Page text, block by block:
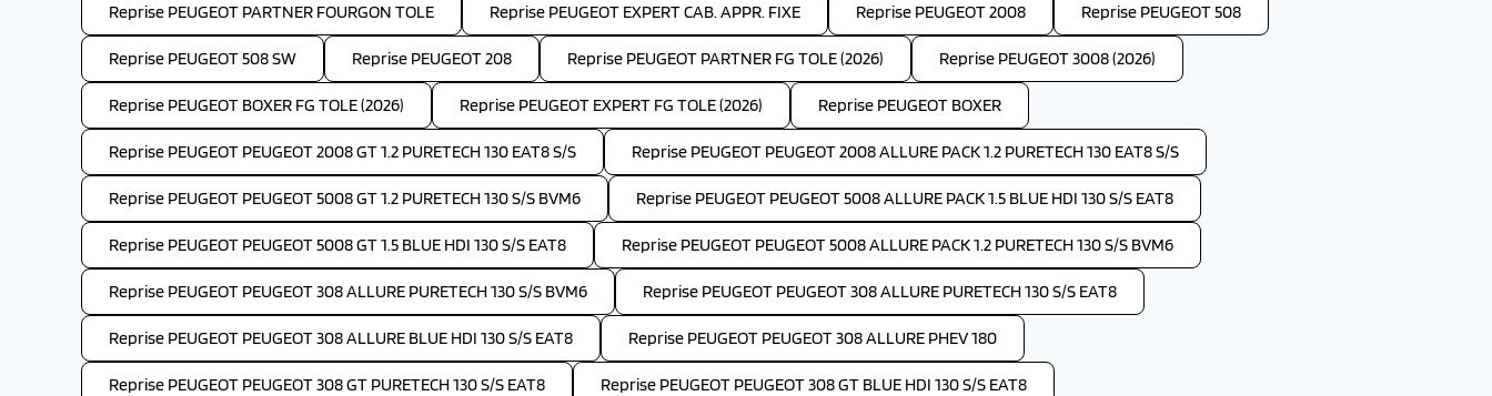
Reprise PEUGEOT PARTNER FOURGON TOLE Reprise PEUGEOT EXPERT CAB. APPR. FIXE Reprise PEUGEOT 2008 Reprise PEUGEOT 508
Reprise PEUGEOT 508 SW Reprise PEUGEOT 208 Reprise PEUGEOT PARTNER FG TOLE (2026) Reprise PEUGEOT 3008 (2026)
Reprise PEUGEOT BOXER FG TOLE (2026) Reprise PEUGEOT EXPERT FG TOLE (2026) Reprise PEUGEOT BOXER
Reprise PEUGEOT PEUGEOT 2008 GT 1.2 PURETECH 130 EAT8 S/S Reprise PEUGEOT PEUGEOT 2008 ALLURE PACK 1.2 PURETECH 130 EAT8 S/S
Reprise PEUGEOT PEUGEOT 5008 GT 1.2 PURETECH 130 S/S BVM6 Reprise PEUGEOT PEUGEOT 5008 ALLURE PACK 1.5 BLUE HDI 130 S/S EAT8
Reprise PEUGEOT PEUGEOT 5008 GT 1.5 BLUE HDI 130 S/S EAT8 Reprise PEUGEOT PEUGEOT 5008 ALLURE PACK 1.2 PURETECH 130 S/S BVM6
Reprise PEUGEOT PEUGEOT 308 ALLURE PURETECH 130 S/S BVM6 Reprise PEUGEOT PEUGEOT 308 ALLURE PURETECH 130 S/S EAT8
Reprise PEUGEOT PEUGEOT 308 ALLURE BLUE HDI 130 S/S EAT8 Reprise PEUGEOT PEUGEOT 308 ALLURE PHEV 180
Reprise PEUGEOT PEUGEOT 308 GT PURETECH 130 S/S EAT8 Reprise PEUGEOT PEUGEOT 308 GT BLUE HDI 130 S/S EAT8